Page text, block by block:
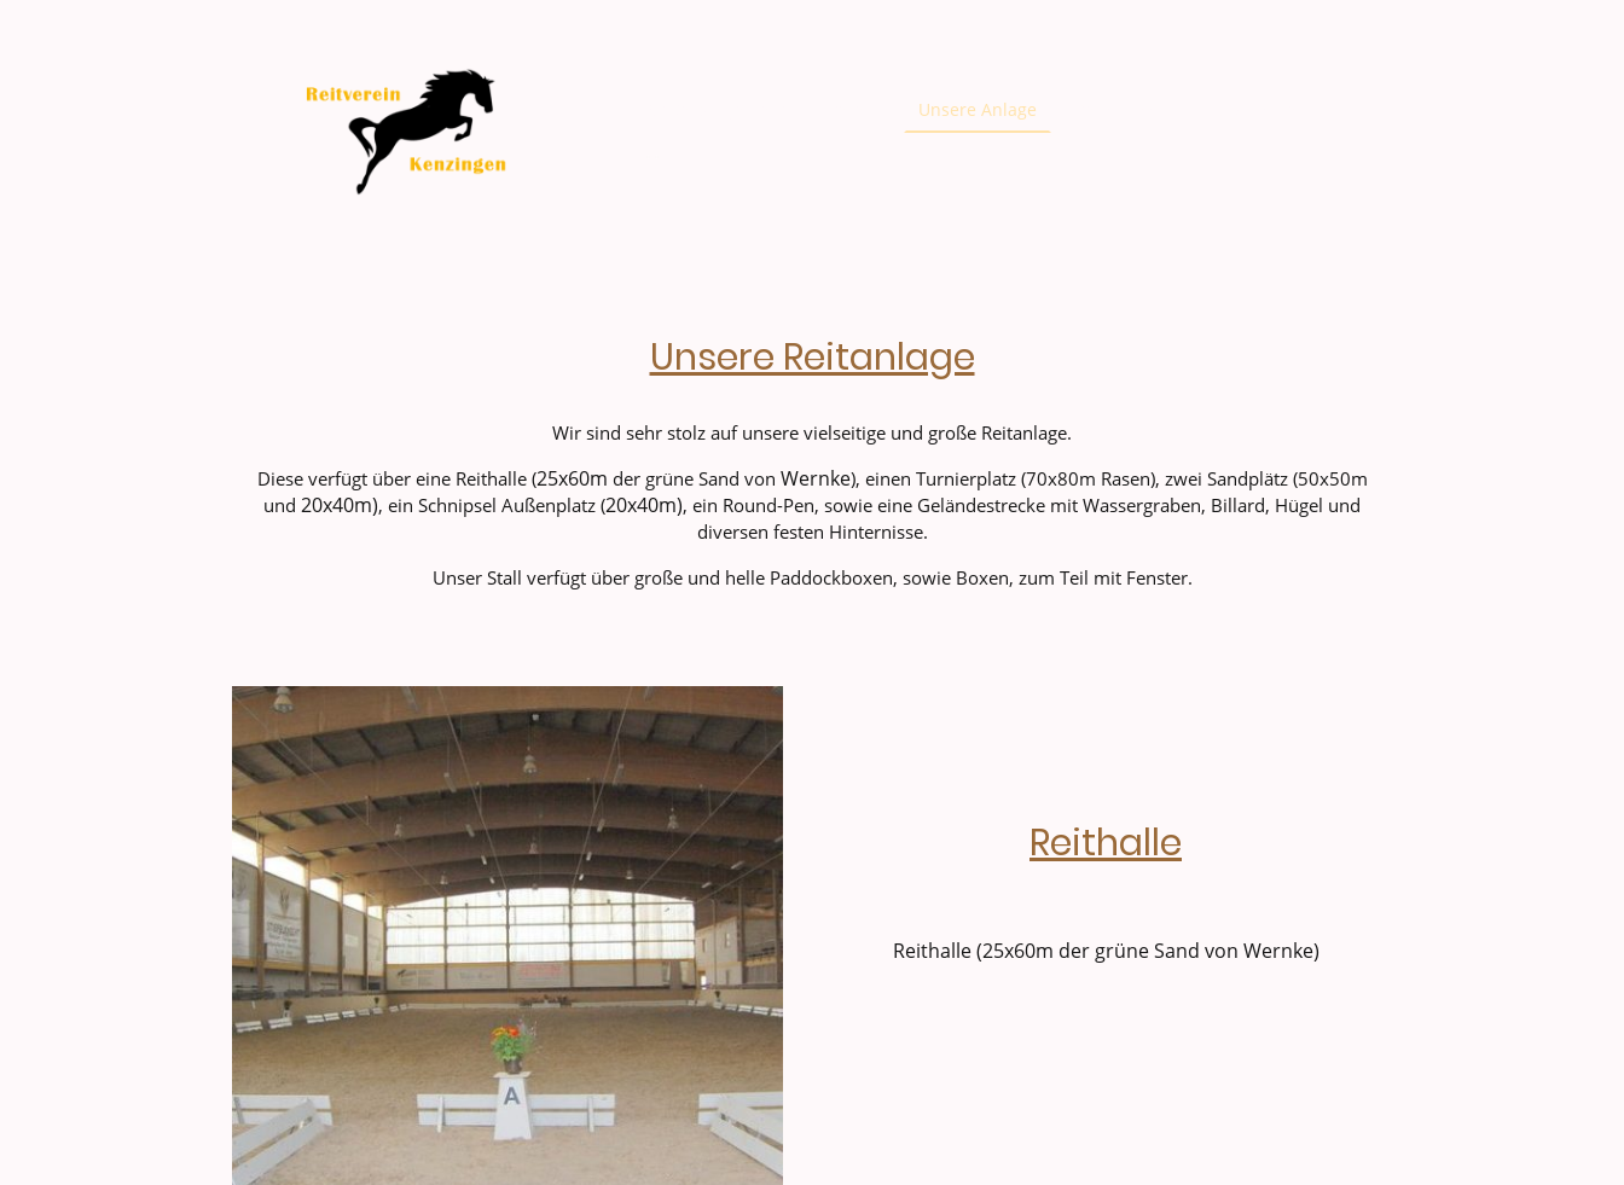
Unsere Anlage
Unsere Reitanlage
Wir sind sehr stolz auf unsere vielseitige und große Reitanlage.
Diese verfügt über eine Reithalle (25x60m der grüne Sand von Wernke), einen Turnierplatz (70x80m Rasen), zwei Sandplätz (50x50m
und 20x40m), ein Schnipsel Außenplatz (20x40m), ein Round-Pen, sowie eine Geländestrecke mit Wassergraben, Billard, Hügel und
diversen festen Hinternisse.
Unser Stall verfügt über große und helle Paddockboxen, sowie Boxen, zum Teil mit Fenster.
Reithalle
Reithalle (25x60m der grüne Sand von Wernke)